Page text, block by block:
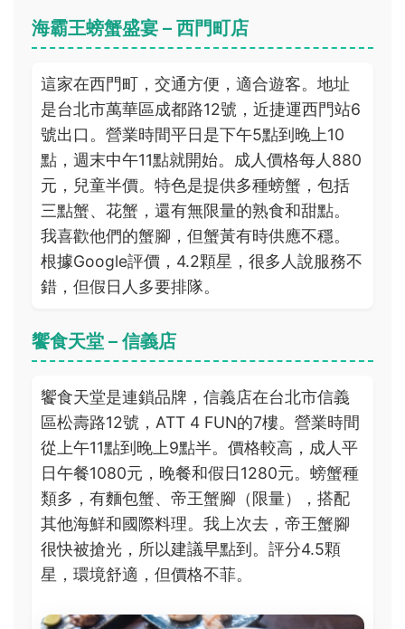
海霸王螃蟹盛宴 – 西門町店
這家在西門町，交通方便，適合遊客。地址
是台北市萬華區成都路12號，近捷運西門站6
號出口。營業時間平日是下午5點到晚上10
點，週末中午11點就開始。成人價格每人880
元，兒童半價。特色是提供多種螃蟹，包括
三點蟹、花蟹，還有無限量的熟食和甜點。
我喜歡他們的蟹腳，但蟹黃有時供應不穩。
根據Google評價，4.2顆星，很多人說服務不
錯，但假日人多要排隊。
饗食天堂 – 信義店
饗食天堂是連鎖品牌，信義店在台北市信義
區松壽路12號，ATT 4 FUN的7樓。營業時間
從上午11點到晚上9點半。價格較高，成人平
日午餐1080元，晚餐和假日1280元。螃蟹種
類多，有麵包蟹、帝王蟹腳（限量），搭配
其他海鮮和國際料理。我上次去，帝王蟹腳
很快被搶光，所以建議早點到。評分4.5顆
星，環境舒適，但價格不菲。